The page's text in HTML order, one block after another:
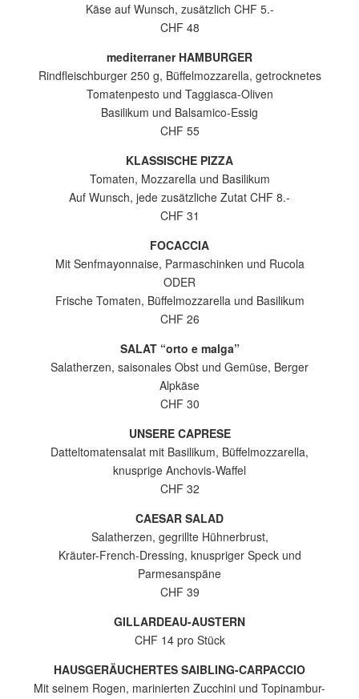
Käse auf Wunsch, zusätzlich CHF 5.-
CHF 48
mediterraner HAMBURGER
Rindfleischburger 250 g, Büffelmozzarella, getrocknetes
Tomatenpesto und Taggiasca-Oliven
Basilikum und Balsamico-Essig
CHF 55
KLASSISCHE PIZZA
Tomaten, Mozzarella und Basilikum
Auf Wunsch, jede zusätzliche Zutat CHF 8.-
CHF 31
FOCACCIA
Mit Senfmayonnaise, Parmaschinken und Rucola
ODER
Frische Tomaten, Büffelmozzarella und Basilikum
CHF 26
SALAT “orto e malga”
Salatherzen, saisonales Obst und Gemüse, Berger
Alpkäse
CHF 30
UNSERE CAPRESE
Datteltomatensalat mit Basilikum, Büffelmozzarella,
knusprige Anchovis-Waffel
CHF 32
CAESAR SALAD
Salatherzen, gegrillte Hühnerbrust,
Kräuter-French-Dressing, knuspriger Speck und
Parmesanspäne
CHF 39
GILLARDEAU-AUSTERN
CHF 14 pro Stück
HAUSGERÄUCHERTES SAIBLING-CARPACCIO
Mit seinem Rogen, marinierten Zucchini und Topinambur-